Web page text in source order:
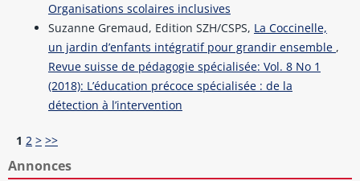
Organisations scolaires inclusives
Suzanne Gremaud, Edition SZH/CSPS, La Coccinelle,
un jardin d’enfants intégratif pour grandir ensemble ,
Revue suisse de pédagogie spécialisée: Vol. 8 No 1
(2018): L’éducation précoce spécialisée : de la
détection à l’intervention
1 2 > >>
Annonces